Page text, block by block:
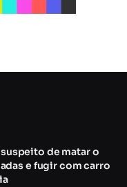
de matar o
e fugir com carro